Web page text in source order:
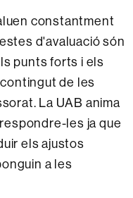
constantment
d'avaluació són
punts forts i els
de les
La UAB anima
les ja que
els ajustos
a les